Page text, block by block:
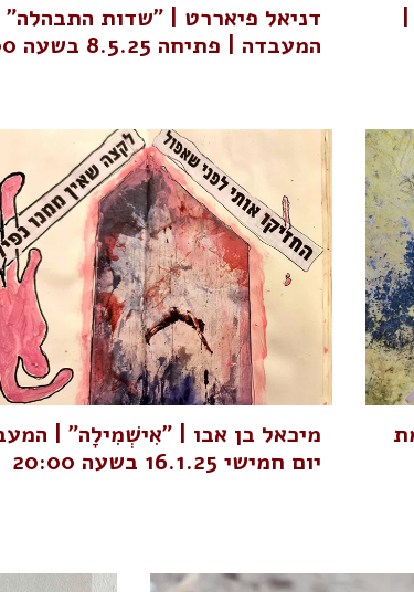
דניאל פיאררט | "שדות התבהלה"
המעבדה | פתיחה 8.5.25 בשעה 20:00
מיכאל בן אבו | "אִישְׁמִילָה" |
יום חמישי 16.1.25 בשעה 20:00